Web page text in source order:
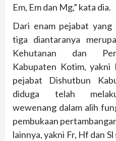
Em, Em dan Mg,” kata dia.
Dari enam pejabat
tiga diantaranya
Kehutanan dan
Kabupaten Kotim,
pejabat Dishutbun
diduga telah
wewenang dalam alih
pembukaan
lainnya, yakni Fr, Hf dan